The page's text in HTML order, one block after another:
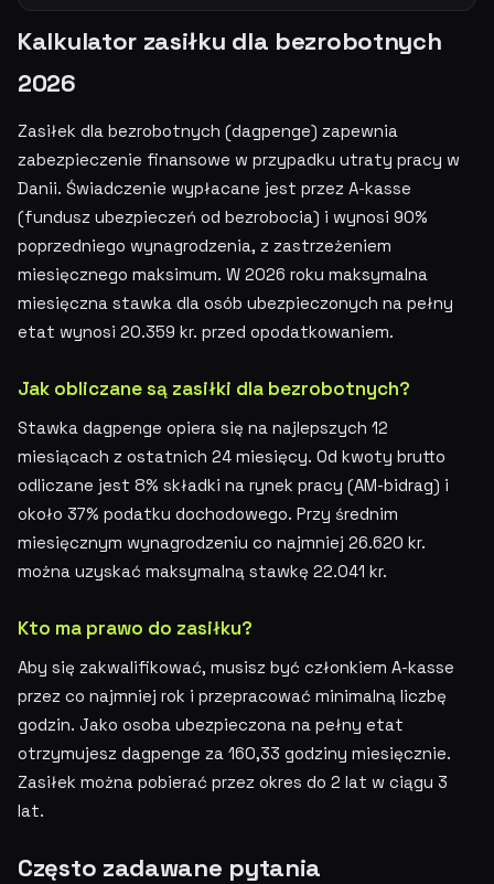
Kalkulator zasiłku dla bezrobotnych
2026
Zasiłek dla bezrobotnych (dagpenge) zapewnia
zabezpieczenie finansowe w przypadku utraty pracy w
Danii. Świadczenie wypłacane jest przez A-kasse
(fundusz ubezpieczeń od bezrobocia) i wynosi 90%
poprzedniego wynagrodzenia, z zastrzeżeniem
miesięcznego maksimum. W 2026 roku maksymalna
miesięczna stawka dla osób ubezpieczonych na pełny
etat wynosi 20.359 kr. przed opodatkowaniem.
Jak obliczane są zasiłki dla bezrobotnych?
Stawka dagpenge opiera się na najlepszych 12
miesiącach z ostatnich 24 miesięcy. Od kwoty brutto
odliczane jest 8% składki na rynek pracy (AM-bidrag) i
około 37% podatku dochodowego. Przy średnim
miesięcznym wynagrodzeniu co najmniej 26.620 kr.
można uzyskać maksymalną stawkę 22.041 kr.
Kto ma prawo do zasiłku?
Aby się zakwalifikować, musisz być członkiem A-kasse
przez co najmniej rok i przepracować minimalną liczbę
godzin. Jako osoba ubezpieczona na pełny etat
otrzymujesz dagpenge za 160,33 godziny miesięcznie.
Zasiłek można pobierać przez okres do 2 lat w ciągu 3
lat.
Często zadawane pytania